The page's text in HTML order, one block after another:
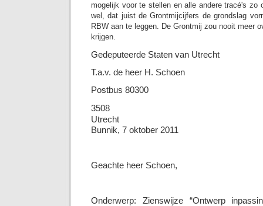
mogelijk voor te stellen en alle andere tracé's zo
wel, dat juist de Grontmijcijfers de grondslag
RBW aan te leggen. De Grontmij zou nooit meer
krijgen.
Gedeputeerde Staten van Utrecht
T.a.v. de heer H. Schoen
Postbus 80300
3508
Utrecht
Bunnik, 7 oktober 2011
Geachte heer Schoen,
Onderwerp: Zienswijze “Ontwerp